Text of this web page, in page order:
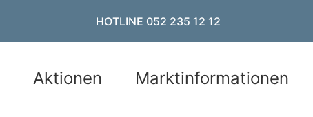
HOTLINE 052 235 12 12
Aktionen Marktinformationen